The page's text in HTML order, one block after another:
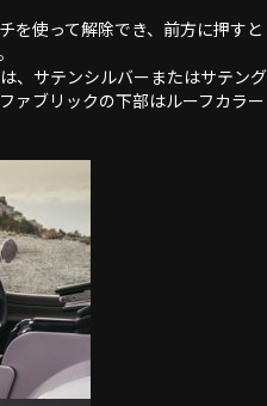
を使って解除でき、前方に押すと
、サテンシルバーまたはサテング
ァブリックの下部はルーフカラー